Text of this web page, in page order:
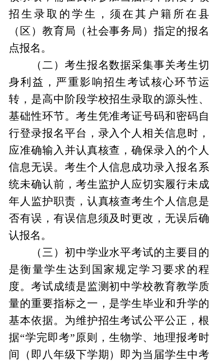
招生录取的学生，须在其户籍所在县
（区）教育局（社会事务局）指定的报名
点报名。
（二）考生报名数据采集事关考生切
身利益，严重影响招生考试核心环节运
转，是高中阶段学校招生录取的源头性、
基础性环节。考生凭准考证号码和密码自
行登录报名平台，录入个人相关信息时，
应准确输入并认真核查，确保录入的个人
信息无误。考生个人信息成功录入报名系
统未确认前，考生监护人应切实履行未成
年人监护职责，认真核查考生个人信息是
否有误，有误信息须及时更改，无误后确
认报名。
（三）初中学业水平考试的主要目的
是衡量学生达到国家规定学习要求的程
度。考试成绩是监测初中学校教育教学质
量的重要指标之一，是学生毕业和升学的
基本依据。为维护招生考试公平公正，根
据“学完即考”原则，生物学、地理报考时
间（即八年级下学期）即为当届学生中考